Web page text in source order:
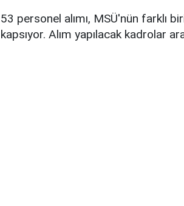
53 personel alımı, MSÜ'nün farklı
kapsıyor. Alım yapılacak kadrolar